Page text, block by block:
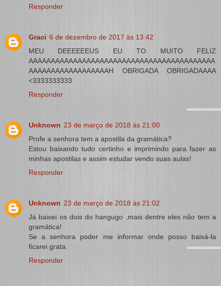
Responder
Graci 6 de dezembro de 2017 às 13:42
MEU DEEEEEEUS EU TO MUITO FELIZ
AAAAAAAAAAAAAAAAAAAAAAAAAAAAAAAAAAAAAAAAAA
AAAAAAAAAAAAAAAAAAH OBRIGADA OBRIGADAAAA
<3333333333
Responder
Unknown 23 de março de 2018 às 21:00
Profe a senhora tem a apostila da gramática?
Estou baixando tudo certinho e imprimindo para fazer as
minhas apostilas e assim estudar vendo suas aulas!
Responder
Unknown 23 de março de 2018 às 21:02
Já baixei os dois do hangugo ,mais dentre eles não tem a
gramática!
Se a senhora poder me informar onde posso baixá-la
ficarei grata.
Responder